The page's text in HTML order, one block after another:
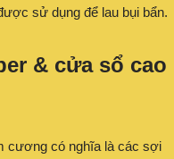
sử dụng để lau bụi bẩn.
& cửa sổ cao
cương có nghĩa là các sợi